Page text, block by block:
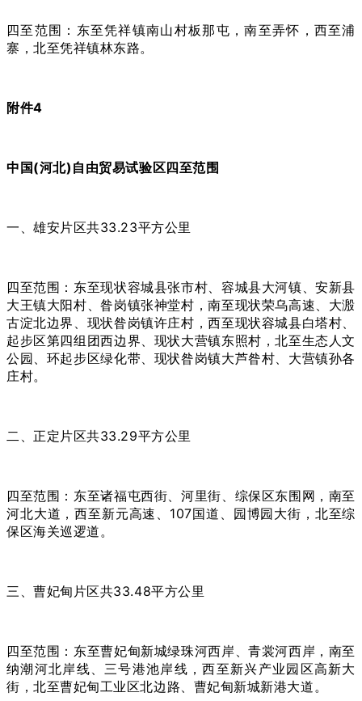
四至范围：东至凭祥镇南山村板那屯，南至弄怀，西至浦
寨，北至凭祥镇林东路。
附件4
中国(河北)自由贸易试验区四至范围
一、雄安片区共33.23平方公里
四至范围：东至现状容城县张市村、容城县大河镇、安新县
大王镇大阳村、昝岗镇张神堂村，南至现状荣乌高速、大溵
古淀北边界、现状昝岗镇许庄村，西至现状容城县白塔村、
起步区第四组团西边界、现状大营镇东照村，北至生态人文
公园、环起步区绿化带、现状昝岗镇大芦昝村、大营镇孙各
庄村。
二、正定片区共33.29平方公里
四至范围：东至诸福屯西街、河里街、综保区东围网，南至
河北大道，西至新元高速、107国道、园博园大街，北至综
保区海关巡逻道。
三、曹妃甸片区共33.48平方公里
四至范围：东至曹妃甸新城绿珠河西岸、青裳河西岸，南至
纳潮河北岸线、三号港池岸线，西至新兴产业园区高新大
街，北至曹妃甸工业区北边路、曹妃甸新城新港大道。